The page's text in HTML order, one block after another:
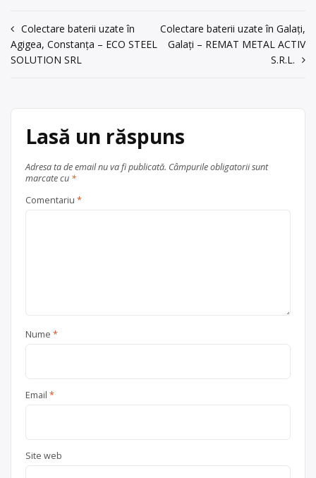
Constanta, str. Industriala nr.3,
tel.0722704548
0722704548
Trimite un mesaj
Navigare
în
Colectare baterii uzate în
Agigea, Constanța – ECO STEEL
SOLUTION SRL
Colectare baterii uzate în Galați,
Galați – REMAT METAL ACTIV
S.R.L.
Lasă un răspuns
Adresa ta de email nu va fi publicată. Câmpurile obligatorii sunt
marcate cu *
Comentariu *
Nume *
Email *
Site web